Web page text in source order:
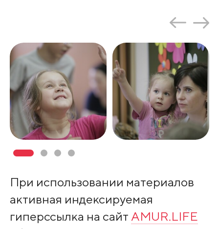
При использовании материалов
активная индексируемая
гиперссылка на сайт AMUR.LIFE